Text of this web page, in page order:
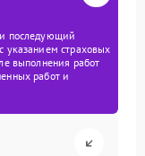
и последующий
указанием страховых
выполнения работ
работ и